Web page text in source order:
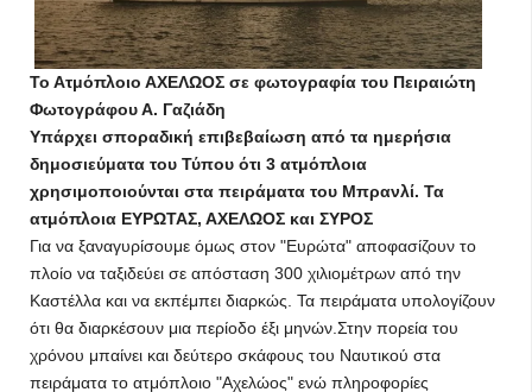
Το Ατμόπλοιο ΑΧΕΛΩΟΣ σε φωτογραφία του Πειραιώτη
Φωτογράφου Α. Γαζιάδη
Υπάρχει σποραδική επιβεβαίωση από τα ημερήσια
δημοσιεύματα του Τύπου ότι 3 ατμόπλοια
χρησιμοποιούνται στα πειράματα του Μπρανλί. Τα
ατμόπλοια ΕΥΡΩΤΑΣ, ΑΧΕΛΩΟΣ και ΣΥΡΟΣ
Για να ξαναγυρίσουμε όμως στον "Ευρώτα" αποφασίζουν το
πλοίο να ταξιδεύει σε απόσταση 300 χιλιομέτρων από την
Καστέλλα και να εκπέμπει διαρκώς. Τα πειράματα υπολογίζουν
ότι θα διαρκέσουν μια περίοδο έξι μηνών.Στην πορεία του
χρόνου μπαίνει και δεύτερο σκάφους του Ναυτικού στα
πειράματα το ατμόπλοιο "Αχελώος" ενώ πληροφορίες